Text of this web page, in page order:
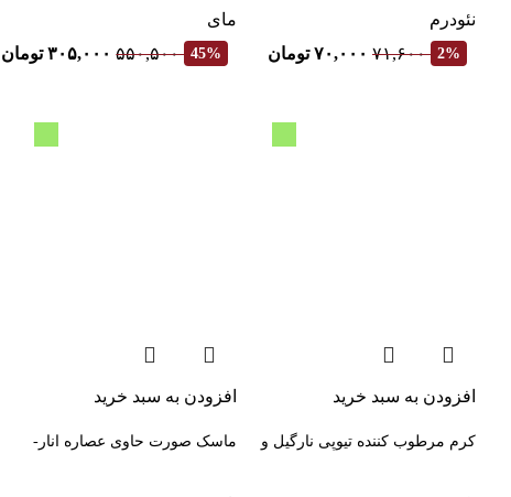
نئودرم
2% ۷۱,۶۰۰ ۷۰,۰۰۰ تومان
مای
45% ۵۵۰,۵۰۰ ۳۰۵,۰۰۰ تومان
افزودن به سبد خرید
کرم مرطوب کننده تیوپی نارگیل و
افزودن به سبد خرید
ماسک صورت حاوی عصاره انار-